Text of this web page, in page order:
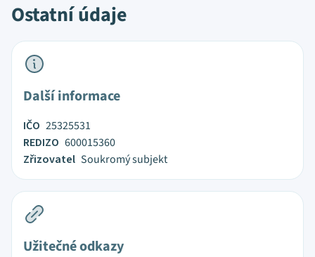
Ostatní údaje
Další informace
IČO 25325531
REDIZO 600015360
Zřizovatel Soukromý subjekt
Užitečné odkazy